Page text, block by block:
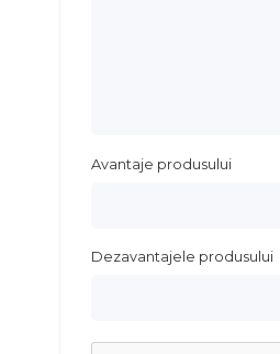
Avantaje produsului
Dezavantajele produsului